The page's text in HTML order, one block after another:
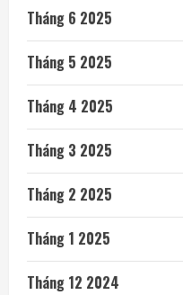
Tháng 6 2025
Tháng 5 2025
Tháng 4 2025
Tháng 3 2025
Tháng 2 2025
Tháng 1 2025
Tháng 12 2024